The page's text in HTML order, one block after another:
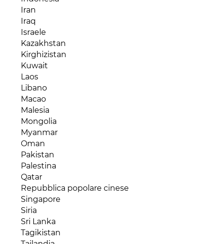
Liberia
Libia
Madagascar
Malawi
Mali
Marocco
Mauritania
Mauritius
Mozambico
Niger
Nigeria
Repubblica Centraficana
Repubblica del Congo (Congo-Brazaville)
Repubblica Democratica del Congo
Ruanda
Senegal
Seychelles
Sierra Leone
Somalia
Sud Africa
Sudan
Tanzania
Honduras
Messico
Nicaragua
Panama
Paraguay
Perù
Repubblica Dominicana
Saint Lucia
Stati Uniti
Suriname
Trinidad e Tobago
Uruguay
Venezuela
Iran
Iraq
Israele
Kazakhstan
Kirghizistan
Kuwait
Laos
Libano
Macao
Malesia
Mongolia
Myanmar
Oman
Pakistan
Palestina
Qatar
Repubblica popolare cinese
Singapore
Siria
Sri Lanka
Tagikistan